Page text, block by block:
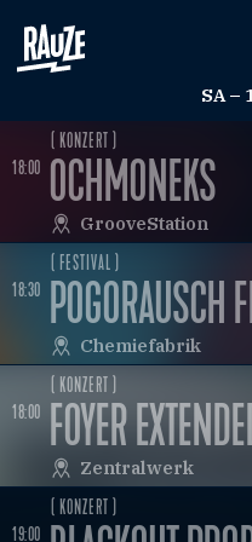
SA –
18:00
( KONZERT )
OCHMONEKS
GrooveStation
18:30
( FESTIVAL )
POGORAUSCH
Chemiefabrik
18:00
( KONZERT )
FOYER
Zentralwerk
19:00
( KONZERT )